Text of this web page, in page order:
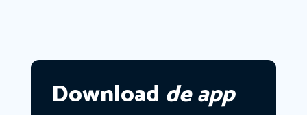
Download de app